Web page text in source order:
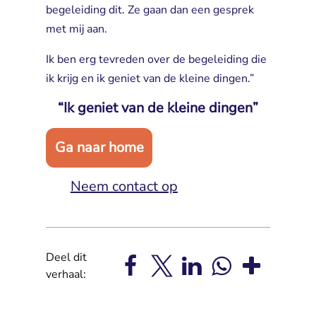
begeleiding dit. Ze gaan dan een gesprek
met mij aan.
Ik ben erg tevreden over de begeleiding die
ik krijg en ik geniet van de kleine dingen.”
“Ik geniet van de kleine dingen”
Ga naar home
Neem contact op
Deel dit
verhaal: